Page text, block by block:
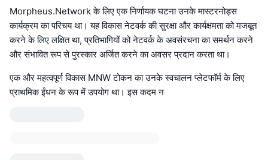
Morpheus.Network के लिए एक निर्णायक घटना उनके मास्टरनोड्स
कार्यक्रम का परिचय था। यह विकास नेटवर्क की सुरक्षा और कार्यक्षमता को मजबूत
करने के लिए लक्षित था, प्रतिभागियों को नेटवर्क के अवसंरचना का समर्थन करने
और संभावित रूप से पुरस्कार अर्जित करने का अवसर प्रदान करता था।
एक और महत्वपूर्ण विकास MNW टोकन का उनके स्वचालन प्लेटफॉर्म के लिए
प्राथमिक ईंधन के रूप में उपयोग था। इस कदम न